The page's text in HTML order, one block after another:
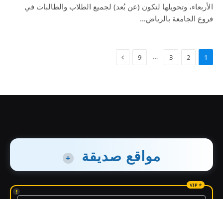
الأربعاء، وتحويلها لتكون (عن بُعد) لجميع الطلاب والطالبات في
فروع الجامعة بالرياض…
1
2
3
…
9
مواقع صديقة +
!